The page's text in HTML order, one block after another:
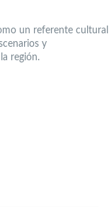
un referente cultural
y
región.